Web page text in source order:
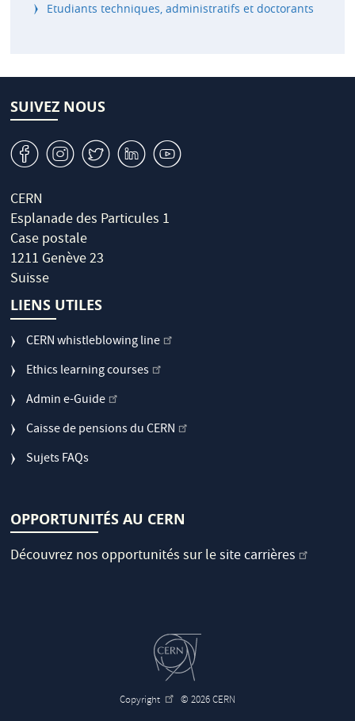
Etudiants techniques, administratifs et doctorants
SUIVEZ NOUS
v J W M 1
CERN
Esplanade des Particules 1
Case postale
1211 Genève 23
Suisse
LIENS UTILES
CERN whistleblowing line
Ethics learning courses
Admin e-Guide
Caisse de pensions du CERN
Sujets FAQs
OPPORTUNITÉS AU CERN
Découvrez nos opportunités sur lesite carrières
Copyright © 2026 CERN